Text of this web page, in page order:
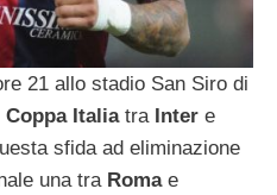
21 allo stadio San Siro di
Coppa Italiatra Inter e
sfida ad eliminazione
una tra Romae